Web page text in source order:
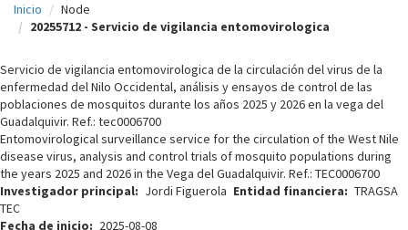
i
p
a
l
Inicio
Node
20255712 - Servicio de vigilancia entomovirologica
Servicio de vigilancia entomovirologica de la circulación del virus de la
enfermedad del Nilo Occidental, análisis y ensayos de control de las
poblaciones de mosquitos durante los años 2025 y 2026 en la vega del
Guadalquivir. Ref.: tec0006700
Entomovirological surveillance service for the circulation of the West Nile
disease virus, analysis and control trials of mosquito populations during
the years 2025 and 2026 in the Vega del Guadalquivir. Ref.: TEC0006700
Investigador principal
Jordi Figuerola Entidad financiera
TRAGSA
TEC
Fecha de inicio
2025-08-08